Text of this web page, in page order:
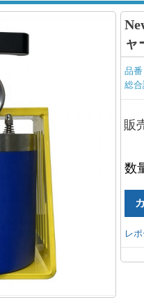
ャ
品
総
販
数
レ